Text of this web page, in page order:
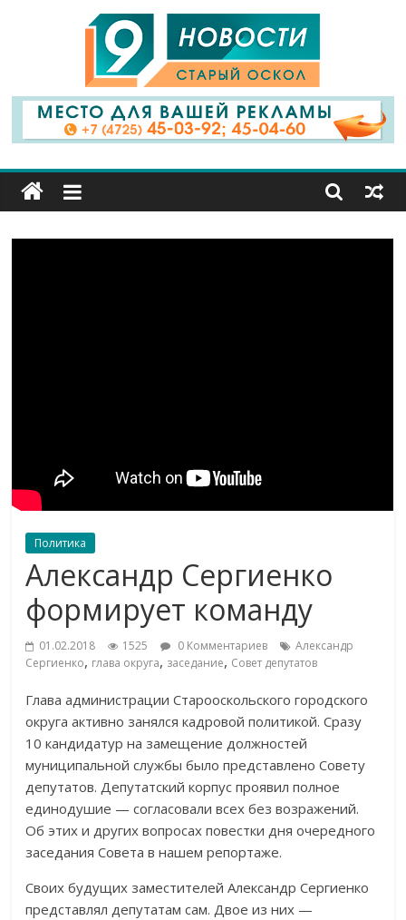
9
Канал
Старый
Политика
Александр Сергиенко
формирует команду
01.02.2018 1525 0 Комментариев
Александр
Сергиенко, глава округа, заседание, Совет депутатов
Глава администрации Старооскольского городского
округа активно занялся кадровой политикой. Сразу
10 кандидатур на замещение должностей
муниципальной службы было представлено Совету
депутатов. Депутатский корпус проявил полное
единодушие — согласовали всех без возражений.
Об этих и других вопросах повестки дня очередного
заседания Совета в нашем репортаже.
Своих будущих заместителей Александр Сергиенко
представлял депутатам сам. Двое из них —